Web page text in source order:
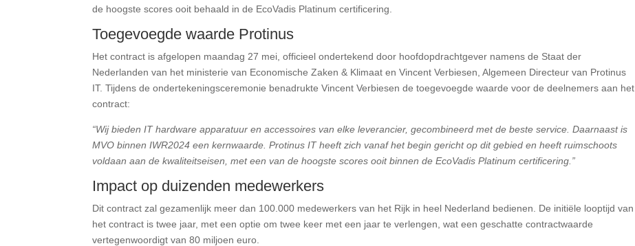
de hoogste scores ooit behaald in de EcoVadis Platinum certificering.
Toegevoegde waarde Protinus
Het contract is afgelopen maandag 27 mei, officieel ondertekend door hoofdopdrachtgever namens de Staat der
Nederlanden van het ministerie van Economische Zaken & Klimaat en Vincent Verbiesen, Algemeen Directeur van Protinus
IT. Tijdens de ondertekeningsceremonie benadrukte Vincent Verbiesen de toegevoegde waarde voor de deelnemers aan het
contract:
“Wij bieden IT hardware apparatuur en accessoires van elke leverancier, gecombineerd met de beste service. Daarnaast is
MVO binnen IWR2024 een kernwaarde. Protinus IT heeft zich vanaf het begin gericht op dit gebied en heeft ruimschoots
voldaan aan de kwaliteitseisen, met een van de hoogste scores ooit binnen de EcoVadis Platinum certificering.”
Impact op duizenden medewerkers
Dit contract zal gezamenlijk meer dan 100.000 medewerkers van het Rijk in heel Nederland bedienen. De initiële looptijd van
het contract is twee jaar, met een optie om twee keer met een jaar te verlengen, wat een geschatte contractwaarde
vertegenwoordigt van 80 miljoen euro.